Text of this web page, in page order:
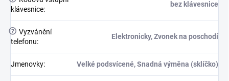
klávesnice:
bez klávesnice
? Vyzvánění
telefonu:
Elektronicky, Zvonek na poschodí
Jmenovky: Velké podsvícené, Snadná výměna (sklíčko)